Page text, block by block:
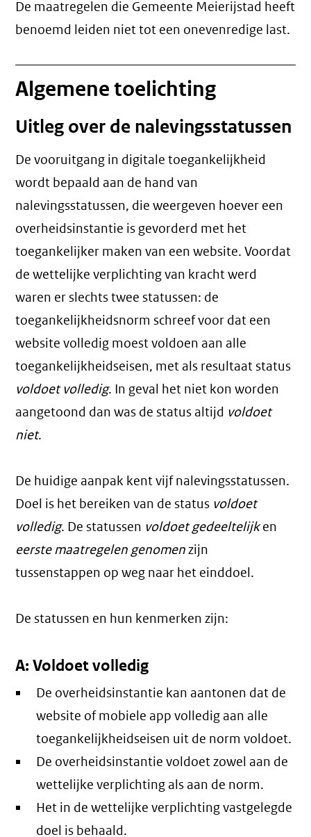
De maatregelen die Gemeente Meierijstad heeft
benoemd leiden niet tot een onevenredige last.
Algemene toelichting
Uitleg over de nalevingsstatussen
De vooruitgang in digitale toegankelijkheid
wordt bepaald aan de hand van
nalevingsstatussen, die weergeven hoever een
overheidsinstantie is gevorderd met het
toegankelijker maken van een website. Voordat
de wettelijke verplichting van kracht werd
waren er slechts twee statussen: de
toegankelijkheidsnorm schreef voor dat een
website volledig moest voldoen aan alle
toegankelijkheidseisen, met als resultaat status
voldoet volledig. In geval het niet kon worden
aangetoond dan was de status altijd voldoet
niet.
De huidige aanpak kent vijf nalevingsstatussen.
Doel is het bereiken van de status voldoet
volledig. De statussen voldoet gedeeltelijken
eerste maatregelen genomenzijn
tussenstappen op weg naar het einddoel.
De statussen en hun kenmerken zijn:
A: Voldoet volledig
De overheidsinstantie kan aantonen dat de
website of mobiele app volledig aan alle
toegankelijkheidseisen uit de norm voldoet.
De overheidsinstantie voldoet zowel aan de
wettelijke verplichting als aan de norm.
Het in de wettelijke verplichting vastgelegde
doel is behaald.